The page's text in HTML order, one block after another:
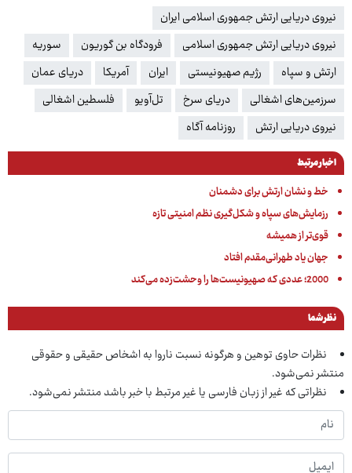
نیروی دریایی ارتش جمهوری اسلامی ایران
نیروی دریایی ارتش جمهوری اسلامی
فرودگاه بن گوریون
سوریه
ارتش و سپاه
رژیم صهیونیستی ایران آمریکا
دریای عمان
سرزمین‌های اشغالی
دریای سرخ تل‌آویو
فلسطین اشغالی
نیروی دریایی ارتش
روزنامه آگاه
اخبار مرتبط
خط و نشان ارتش برای دشمنان
رزمایش‌های سپاه و شکل‌گیری نظم امنیتی تازه
قوی‌تر از همیشه
جهان یاد طهرانی‌مقدم افتاد
2000؛ عددی که صهیونیست‌ها را وحشت‌زده می‌کند
نظر شما
نظرات حاوی توهین و هرگونه نسبت ناروا به اشخاص حقیقی و حقوقی
منتشر نمی‌شود.
نظراتی که غیر از زبان فارسی یا غیر مرتبط با خبر باشد منتشر نمی‌شود.